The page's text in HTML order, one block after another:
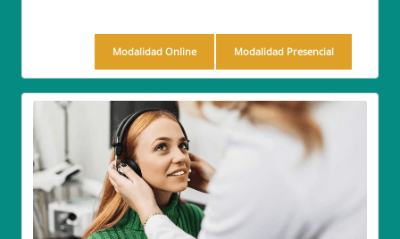
Modalidad Online Modalidad Presencial